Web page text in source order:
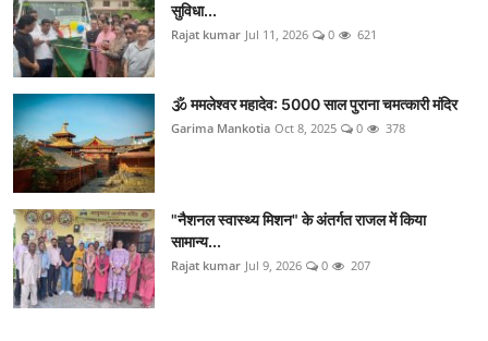
सुविधा...
Rajat kumar Jul 11, 2026 0 621
🕉️ ममलेश्वर महादेव: 5000 साल पुराना चमत्कारी मंदिर
Garima Mankotia Oct 8, 2025 0 378
"नैशनल स्वास्थ्य मिशन" के अंतर्गत राजल में किया
सामान्य...
Rajat kumar Jul 9, 2026 0 207